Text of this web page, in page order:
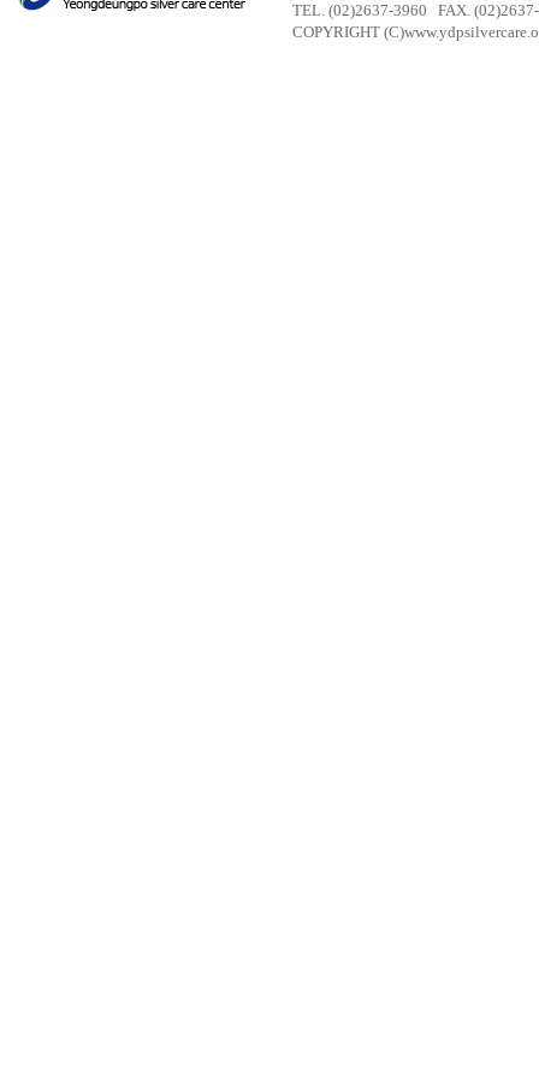
TEL. (02)2637-3960 FAX.
COPYRIGHT